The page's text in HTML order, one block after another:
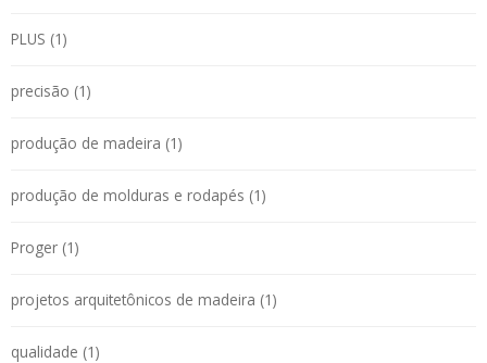
PLUS (1)
precisão (1)
produção de madeira (1)
produção de molduras e rodapés (1)
Proger (1)
projetos arquitetônicos de madeira (1)
qualidade (1)